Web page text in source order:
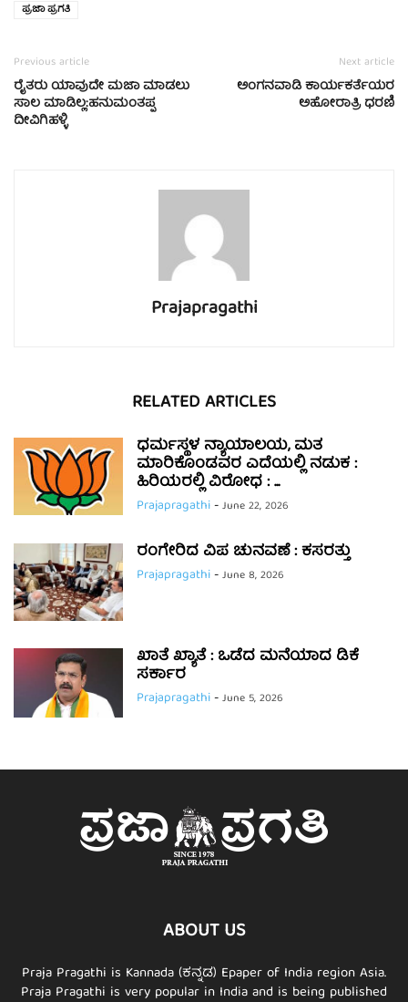
ಪ್ರಜಾ ಪ್ರಗತಿ
Previous article
ರೈತರು ಯಾವುದೇ ಮಜಾ ಮಾಡಲು
ಸಾಲ ಮಾಡಿಲ್ಲ:ಹನುಮಂತಪ್ಪ
ದೀವಿಗಿಹಳ್ಳಿ
Next article
ಅಂಗನವಾಡಿ ಕಾರ್ಯಕರ್ತೆಯರ
ಅಹೋರಾತ್ರಿ ಧರಣಿ
Prajapragathi
RELATED ARTICLES
ಧರ್ಮಸ್ಥಳ ನ್ಯಾಯಾಲಯ, ಮತ
ಮಾರಿಕೊಂಡವರ ಎದೆಯಲ್ಲಿ ನಡುಕ :
ಹಿರಿಯರಲ್ಲಿ ವಿರೋಧ : ...
Prajapragathi-June 22, 2026
ರಂಗೇರಿದ ವಿಪ ಚುನವಣೆ : ಕಸರತ್ತು
Prajapragathi-June 8, 2026
ಖಾತೆ ಖ್ಯಾತೆ : ಒಡೆದ ಮನೆಯಾದ ಡಿಕೆ
ಸರ್ಕಾರ
Prajapragathi-June 5, 2026
ABOUT US
Praja Pragathi is Kannada (ಕನ್ನಡ) Epaper of India region Asia.
Praja Pragathi is very popular in India and is being published